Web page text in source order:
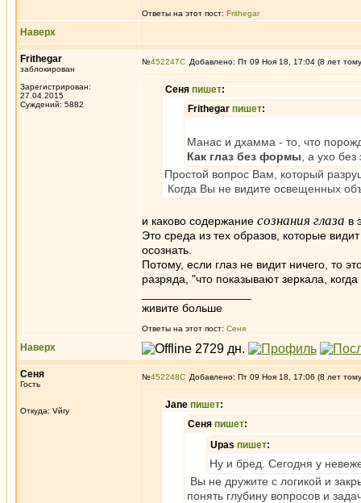
Ответы на этот пост: Frithegar
Наверх
Frithegar
заблокирован
Зарегистрирован:
27.04.2015
Суждений: 5882
№452247 Добавлено: Пт 09 Ноя 18, 17:04 (8 лет
Сеня пишет:
Frithegar пишет:
Манас и дхамма - то, что
Как глаз без формы , а ухо
Простой вопрос Вам, который
Когда Вы не видите освещенных
и каково содержание сознания глаза в
Это среда из тех образов, которые
осознать.
Потому, если глаз не видит ничего, то
разряда, "что показывают зеркала,
живите больше
Ответы на этот пост: Сеня
Наверх
Сеня
Гость
Откуда: Vйry
№452248 Добавлено: Пт 09 Ноя 18, 17:06 (8 лет
Jane пишет:
Сеня пишет:
Upas пишет:
Ну и бред. Сегодня у
Вы не дружите с логикой и
понять глубину вопросов и